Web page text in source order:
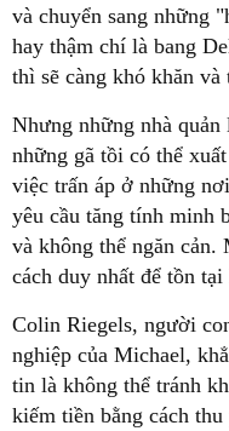
và chuyển sang những
hay thậm chí là bang
thì sẽ càng khó khăn
Nhưng những nhà
những gã tồi có thể
việc trấn áp ở những
yêu cầu tăng tính minh
và không thể ngăn
cách duy nhất để tồn
Colin Riegels, người
nghiệp của Michael,
tin là không thể tránh
kiếm tiền bằng cách